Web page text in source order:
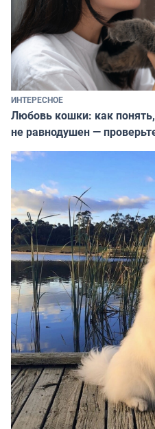
ИНТЕРЕСНОЕ
Любовь кошки: как
не равнодушен —